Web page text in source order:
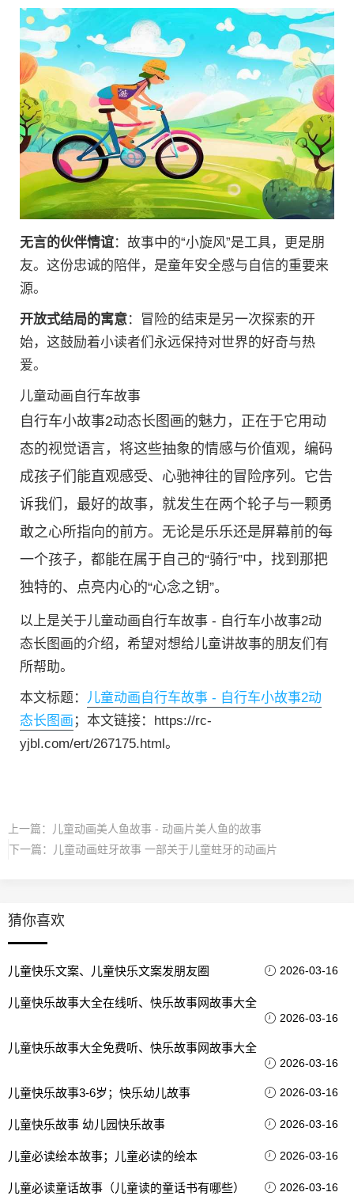
无言的伙伴情谊：故事中的“小旋风”是工具，更是朋
友。这份忠诚的陪伴，是童年安全感与自信的重要来
源。
开放式结局的寓意：冒险的结束是另一次探索的开
始，这鼓励着小读者们永远保持对世界的好奇与热
爱。
儿童动画自行车故事
自行车小故事2动态长图画的魅力，正在于它用动
态的视觉语言，将这些抽象的情感与价值观，编码
成孩子们能直观感受、心驰神往的冒险序列。它告
诉我们，最好的故事，就发生在两个轮子与一颗勇
敢之心所指向的前方。无论是乐乐还是屏幕前的每
一个孩子，都能在属于自己的“骑行”中，找到那把
独特的、点亮内心的“心念之钥”。
以上是关于儿童动画自行车故事 - 自行车小故事2动
态长图画的介绍，希望对想给儿童讲故事的朋友们有
所帮助。
本文标题： 儿童动画自行车故事 - 自行车小故事2动
态长图画 ；本文链接：https://rc-
yjbl.com/ert/267175.html。
上一篇：
儿童动画美人鱼故事 - 动画片美人鱼的故事
下一篇：
儿童动画蛀牙故事 一部关于儿童蛀牙的动画片
猜你喜欢
儿童快乐文案、儿童快乐文案发朋友圈 2026-03-16
儿童快乐故事大全在线听、快乐故事网故事大全
2026-03-16
儿童快乐故事大全免费听、快乐故事网故事大全
2026-03-16
儿童快乐故事3-6岁；快乐幼儿故事 2026-03-16
儿童快乐故事 幼儿园快乐故事 2026-03-16
儿童必读绘本故事；儿童必读的绘本 2026-03-16
儿童必读童话故事（儿童读的童话书有哪些） 2026-03-16